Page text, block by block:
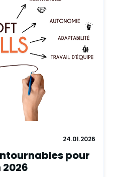
24.01.2026
pour